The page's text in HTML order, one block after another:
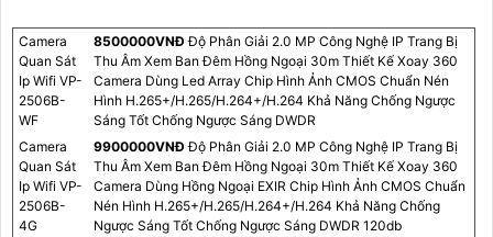
Camera
Quan Sát
Ip Wifi VP-
2506B-
WF
8500000VNÐ Độ Phân Giải 2.0 MP Công Nghệ IP Trang Bị
Thu Âm Xem Ban Đêm Hồng Ngoại 30m Thiết Kế Xoay 360
Camera Dùng Led Array Chip Hình Ảnh CMOS Chuẩn Nén
Hình H.265+/H.265/H.264+/H.264 Khả Năng Chống Ngược
Sáng Tốt Chống Ngược Sáng DWDR
Camera
Quan Sát
Ip Wifi VP-
2506B-
4G
9900000VNÐ Độ Phân Giải 2.0 MP Công Nghệ IP Trang Bị
Thu Âm Xem Ban Đêm Hồng Ngoại 30m Thiết Kế Xoay 360
Camera Dùng Hồng Ngoại EXIR Chip Hình Ảnh CMOS Chuẩn
Nén Hình H.265+/H.265/H.264+/H.264 Khả Năng Chống
Ngược Sáng Tốt Chống Ngược Sáng DWDR 120db